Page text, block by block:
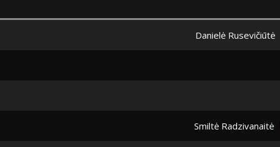
Danielė Rusevičiūtė
Smiltė Radzivanaitė